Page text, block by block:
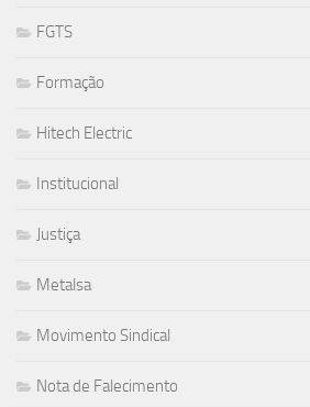
FGTS
Formação
Hitech Electric
Institucional
Justiça
Metalsa
Movimento Sindical
Nota de Falecimento